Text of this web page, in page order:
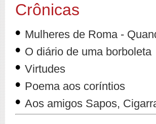
Crônicas
• Mulheres de Roma -
• O diário de uma borboleta
• Virtudes
• Poema aos coríntios
• Aos amigos Sapos,